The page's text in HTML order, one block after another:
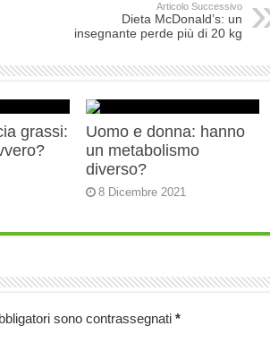
Articolo Successivo
Dieta McDonald’s: un
insegnante perde più di 20 kg
grassi:
Uomo e donna: hanno
un metabolismo
diverso?
8 Dicembre 2021
sono contrassegnati *